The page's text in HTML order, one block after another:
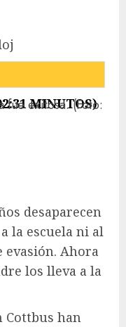
MINUTOS)
fue exitosa.(Foto:
desaparecen
la escuela ni al
evasión. Ahora
los lleva a la
Cottbus han